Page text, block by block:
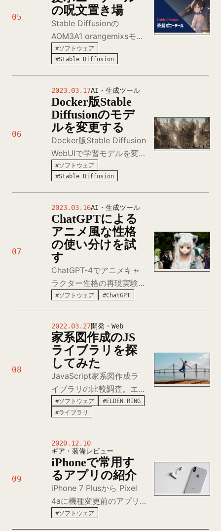
05
の呪文置き場
Stable Diffusionの
AOM3A1 orangemixsモデ
ルで生成した茶髪ポニーテ
ール女性キャラクターのプ
ロンプト集。怒り、困惑、
涙など感情表現豊かなアニ
メイラストの呪文と生成パ
ラメータを公開。
#ソフトウェア
#Stable Diffusion
06
2023.03.17AI・生成ツール
Docker版Stable
Diffusionのモデ
ルを変更する
Docker版Stable Diffusion
WebUIで学習モデルを変
更する方法。Hugging
Faceからのモデル入手か
らdata/StableDiffusionフ
ォルダへの配置まで、カス
タムモデル導入の基本手
順。
#ソフトウェア
#Stable Diffusion
07
2023.03.16AI・生成ツール
ChatGPTによる
アニメ風な性格
の使い分けを試
す
ChatGPT-4でアニメキャ
ラクター性格の再現実験。
ツンデレ、ドジっ子、クー
デレ、ヤンデレの特徴を指
定して白雪姫のあらすじを
語らせ、AI の人格表現能
力を検証。
#ソフトウェア #ChatGPT
08
2022.03.27開発・Web
家系図作成のJS
ライブラリを探
してみた
JavaScript家系図作成ラ
イブラリの比較調査。エル
デンリング登場人物の関係
図作成のため、
kingraph、dTree、D3、
有償のBALKAN
FamilyTreeJSとGoJSを検
証し選定した経験談。
#ソフトウェア
#ELDEN RING
#ライブラリ
09
2020.12.10
ギア・装備レビュー
iPhoneで常用す
るアプリの紹介
iPhone 7 Plusから Pixel
4aに機種変更前のアプリ
環境記録。Kindle、
#ソフトウェア